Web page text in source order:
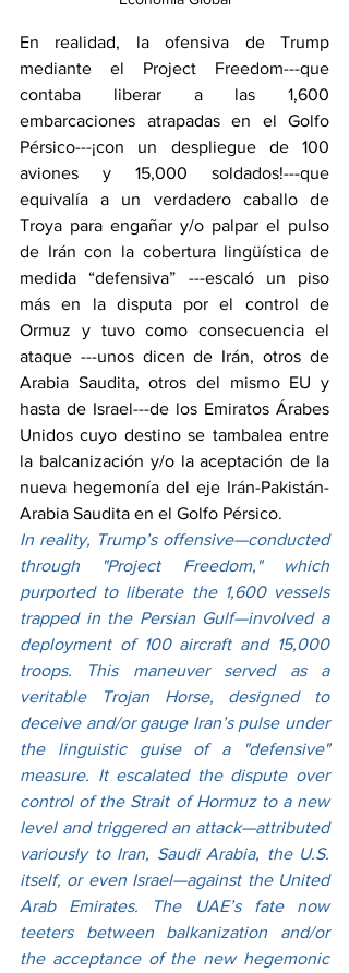
En realidad, la ofensiva de Trump
mediante el Project Freedom---que
contaba liberar a las 1,600
embarcaciones atrapadas en el Golfo
Pérsico---¡con un despliegue de 100
aviones y 15,000 soldados!---que
equivalía a un verdadero caballo de
Troya para engañar y/o palpar el pulso
de Irán con la cobertura lingüística de
medida “defensiva” ---escaló un piso
más en la disputa por el control de
Ormuz y tuvo como consecuencia el
ataque ---unos dicen de Irán, otros de
Arabia Saudita, otros del mismo EU y
hasta de Israel---de los Emiratos Árabes
Unidos cuyo destino se tambalea entre
la balcanización y/o la aceptación de la
nueva hegemonía del eje Irán-Pakistán-
Arabia Saudita en el Golfo Pérsico.
In reality, Trump’s offensive—conducted
through "Project Freedom," which
purported to liberate the 1,600 vessels
trapped in the Persian Gulf—involved a
deployment of 100 aircraft and 15,000
troops. This maneuver served as a
veritable Trojan Horse, designed to
deceive and/or gauge Iran’s pulse under
the linguistic guise of a "defensive"
measure. It escalated the dispute over
control of the Strait of Hormuz to a new
level and triggered an attack—attributed
variously to Iran, Saudi Arabia, the U.S.
itself, or even Israel—against the United
Arab Emirates. The UAE’s fate now
teeters between balkanization and/or
the acceptance of the new hegemonic